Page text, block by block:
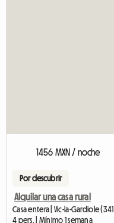
1456 MXN / noche
Por descubrir
Alquilar una casa rural
Casa entera | Vic-la-Gardiole
4 pers. | Mínimo 1 semana